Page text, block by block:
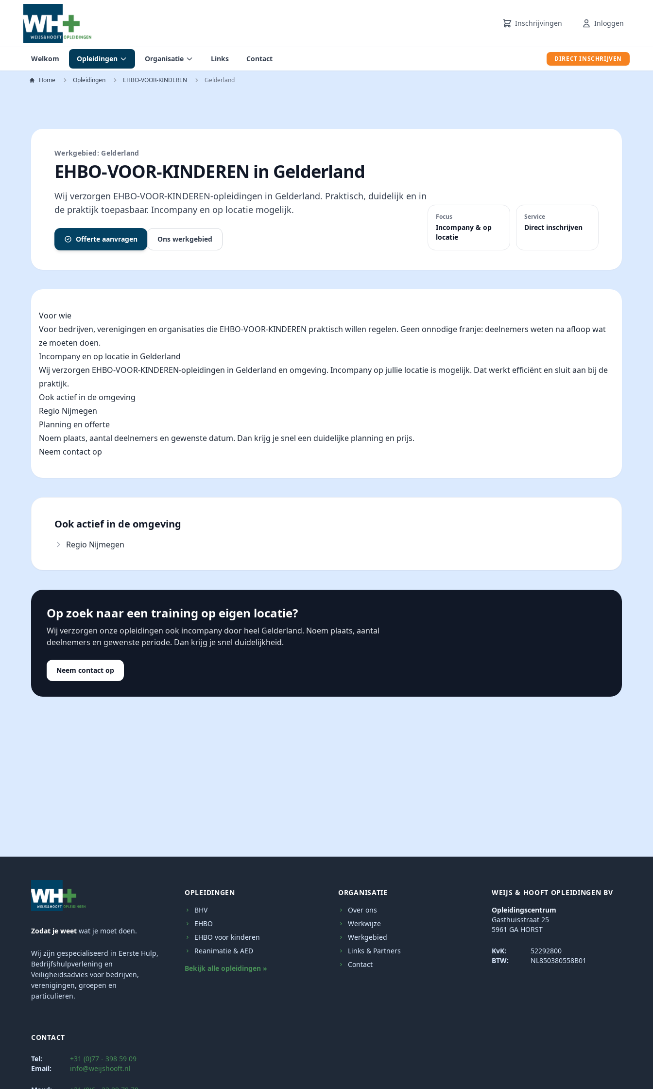
Inschrijvingen Inloggen
Welkom Opleidingen Organisatie Links Contact DIRECT INSCHRIJVEN
Home Opleidingen EHBO-VOOR-KINDEREN Gelderland
Werkgebied: Gelderland
EHBO-VOOR-KINDEREN in Gelderland
Wij verzorgen EHBO-VOOR-KINDEREN-opleidingen in Gelderland. Praktisch, duidelijk en in
de praktijk toepasbaar. Incompany en op locatie mogelijk.
Offerte aanvragen Ons werkgebied
Focus
Incompany & op
locatie
Service
Direct inschrijven
Voor wie
Voor bedrijven, verenigingen en organisaties die EHBO-VOOR-KINDEREN praktisch willen regelen. Geen onnodige franje: deelnemers weten na afloop wat
ze moeten doen.
Incompany en op locatie in Gelderland
Wij verzorgen EHBO-VOOR-KINDEREN-opleidingen in Gelderland en omgeving. Incompany op jullie locatie is mogelijk. Dat werkt efficiënt en sluit aan bij de
praktijk.
Ook actief in de omgeving
Regio Nijmegen
Planning en offerte
Noem plaats, aantal deelnemers en gewenste datum. Dan krijg je snel een duidelijke planning en prijs.
Neem contact op
Ook actief in de omgeving
Regio Nijmegen
Op zoek naar een training op eigen locatie?
Wij verzorgen onze opleidingen ook incompany door heel Gelderland. Noem plaats, aantal
deelnemers en gewenste periode. Dan krijg je snel duidelijkheid.
Neem contact op
Zodat je weet wat je moet doen.
Wij zijn gespecialiseerd in Eerste Hulp,
Bedrijfshulpverlening en
Veiligheidsadvies voor bedrijven,
verenigingen, groepen en
particulieren.
OPLEIDINGEN
BHV
EHBO
EHBO voor kinderen
Reanimatie & AED
Bekijk alle opleidingen »
ORGANISATIE
Over ons
Werkwijze
Werkgebied
Links & Partners
Contact
WEIJS & HOOFT OPLEIDINGEN BV
Opleidingscentrum
Gasthuisstraat 25
5961 GA HORST
KvK:
52292800
BTW:
NL850380558B01
CONTACT
Tel:
+31 (0)77 - 398 59 09
Email:
info@weijshooft.nl